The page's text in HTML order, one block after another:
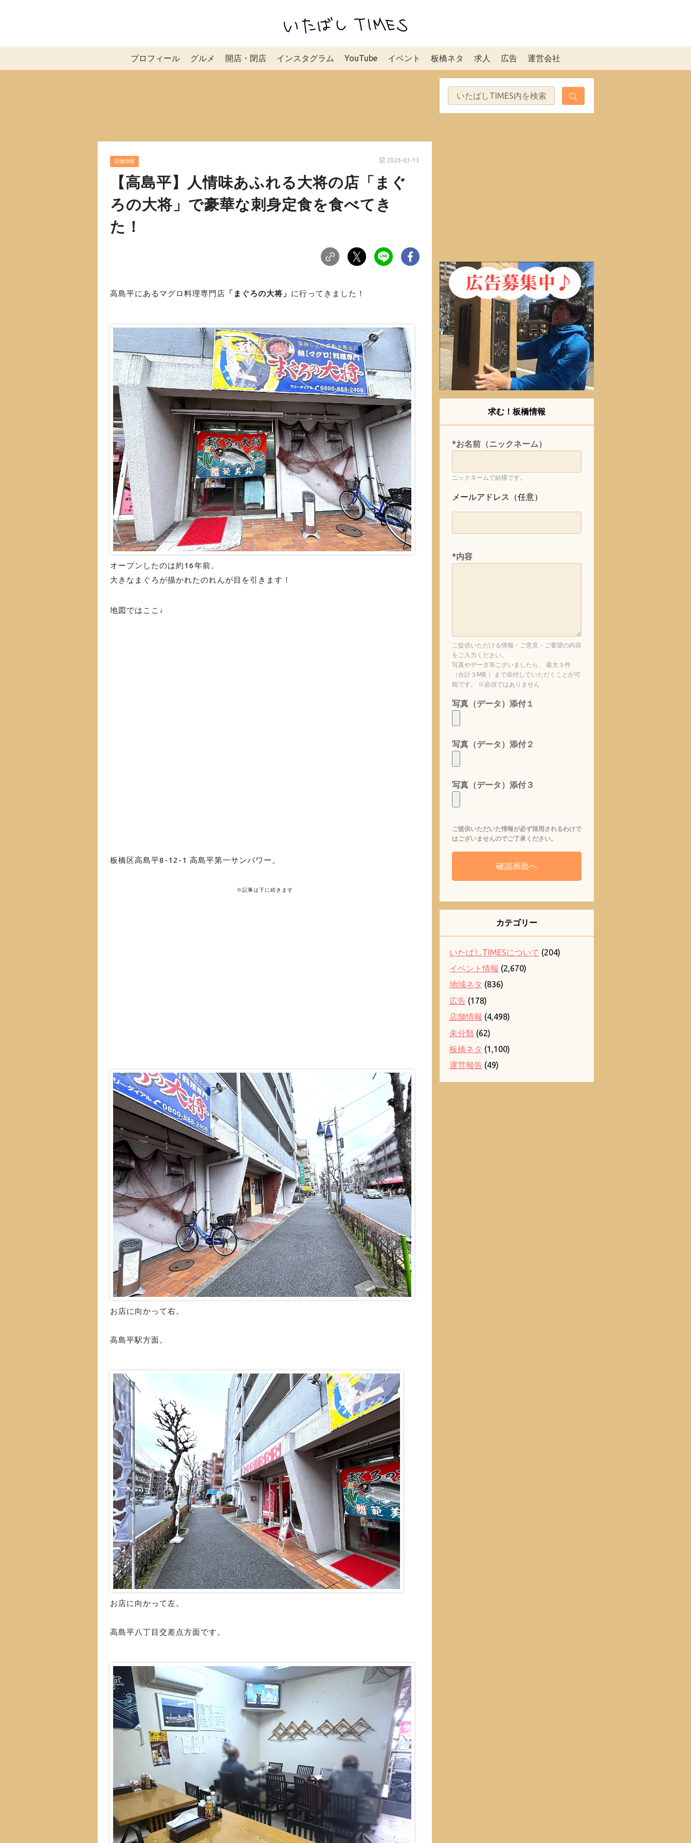
プロフィール グルメ 開店・閉店 インスタグラム YouTube イベント 板橋ネタ 求人 広告 運営会社
店舗情報 2026-03-13
【高島平】人情味あふれる大将の店「まぐ
ろの大将」で豪華な刺身定食を食べてき
た！
高島平にあるマグロ料理専門店 「まぐろの大将」 に行ってきました！
オープンしたのは約16年前。
大きなまぐろが描かれたのれんが目を引きます！
地図ではここ↓
板橋区高島平8-12-1 高島平第一サンパワー。
※記事は下に続きます
お店に向かって右。
高島平駅方面。
お店に向かって左。
高島平八丁目交差点方面です。
求む！板橋情報
*お名前（ニックネーム）
ニックネームで結構です。
メールアドレス（任意）
*内容
ご提供いただける情報・ご意見・ご要望の内容
をご入力ください。
写真やデータ等ございましたら、 最大３件
（合計３MB ）まで添付していただくことが可
能です。 ※必須ではありません
写真（データ）添付１
写真（データ）添付２
写真（データ）添付３
ご提供いただいた情報が必ず採用されるわけで
はございませんのでご了承ください。
カテゴリー
いたばしTIMESについて (204)
イベント情報 (2,670)
地域ネタ (836)
広告(178)
店舗情報 (4,498)
未分類(62)
板橋ネタ (1,100)
運営報告(49)